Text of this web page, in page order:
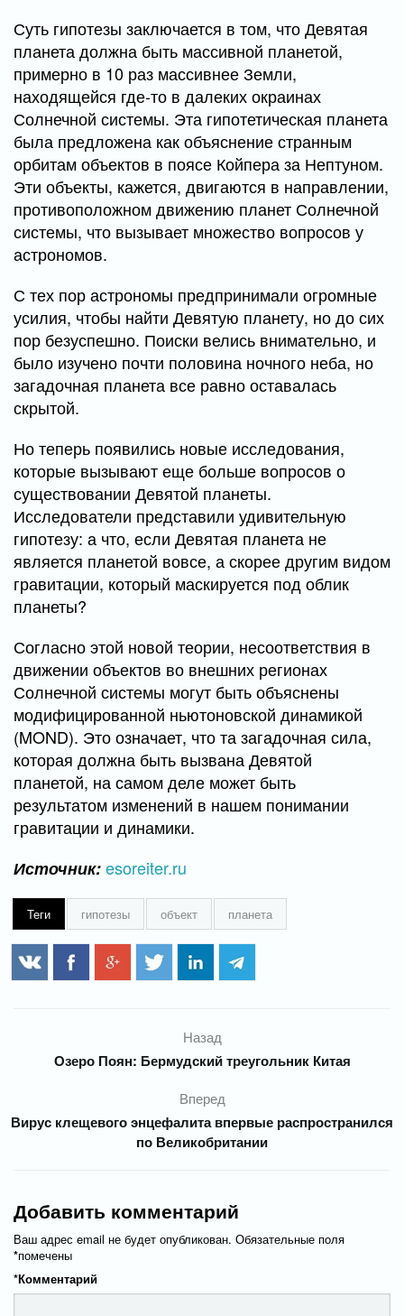
Суть гипотезы заключается в том, что Девятая
планета должна быть массивной планетой,
примерно в 10 раз массивнее Земли,
находящейся где-то в далеких окраинах
Солнечной системы. Эта гипотетическая планета
была предложена как объяснение странным
орбитам объектов в поясе Койпера за Нептуном.
Эти объекты, кажется, двигаются в направлении,
противоположном движению планет Солнечной
системы, что вызывает множество вопросов у
астрономов.
С тех пор астрономы предпринимали огромные
усилия, чтобы найти Девятую планету, но до сих
пор безуспешно. Поиски велись внимательно, и
было изучено почти половина ночного неба, но
загадочная планета все равно оставалась
скрытой.
Но теперь появились новые исследования,
которые вызывают еще больше вопросов о
существовании Девятой планеты.
Исследователи представили удивительную
гипотезу: а что, если Девятая планета не
является планетой вовсе, а скорее другим видом
гравитации, который маскируется под облик
планеты?
Согласно этой новой теории, несоответствия в
движении объектов во внешних регионах
Солнечной системы могут быть объяснены
модифицированной ньютоновской динамикой
(MOND). Это означает, что та загадочная сила,
которая должна быть вызвана Девятой
планетой, на самом деле может быть
результатом изменений в нашем понимании
гравитации и динамики.
Источник:esoreiter.ru
Теги гипотезы объект планета
Назад
Озеро Поян: Бермудский треугольник Китая
Вперед
Вирус клещевого энцефалита впервые распространился
по Великобритании
Добавить комментарий
Ваш адрес email не будет опубликован. Обязательные поля
помечены
*
Комментарий
*